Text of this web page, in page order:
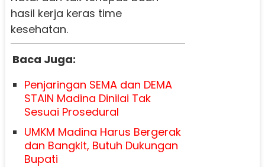
hasil kerja keras time
kesehatan.
Baca Juga:
Penjaringan SEMA dan DEMA
STAIN Madina Dinilai Tak
Sesuai Prosedural
UMKM Madina Harus Bergerak
dan Bangkit, Butuh Dukungan
Bupati